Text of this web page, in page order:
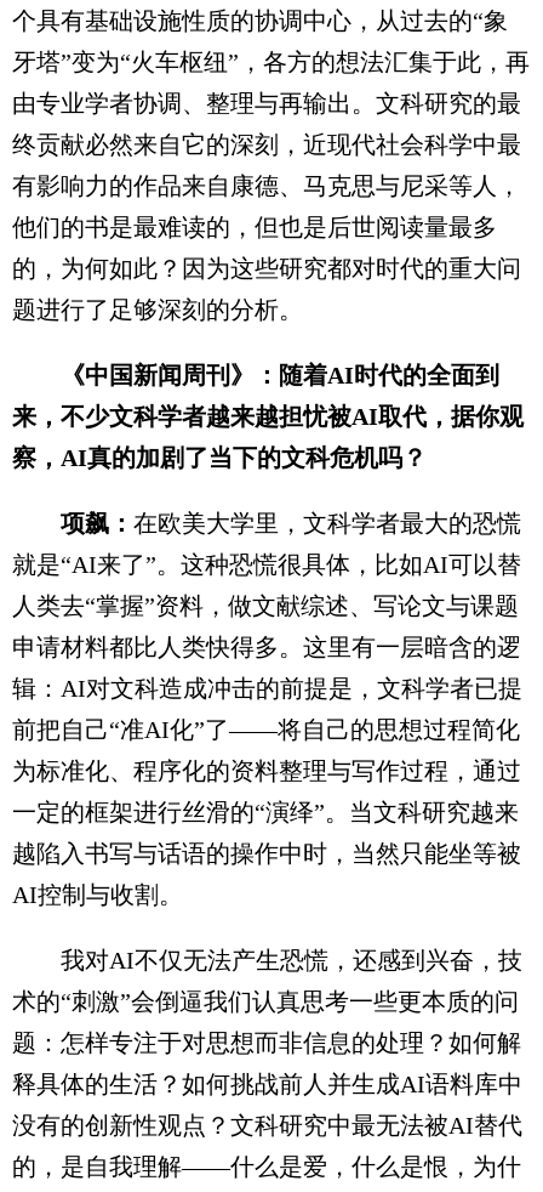
个具有基础设施性质的协调中心，从过去的“象
牙塔”变为“火车枢纽”，各方的想法汇集于此，再
由专业学者协调、整理与再输出。文科研究的最
终贡献必然来自它的深刻，近现代社会科学中最
有影响力的作品来自康德、马克思与尼采等人，
他们的书是最难读的，但也是后世阅读量最多
的，为何如此？因为这些研究都对时代的重大问
题进行了足够深刻的分析。
《中国新闻周刊》：随着AI时代的全面到
来，不少文科学者越来越担忧被AI取代，据你观
察，AI真的加剧了当下的文科危机吗？
项飙： 在欧美大学里，文科学者最大的恐慌
就是“AI来了”。这种恐慌很具体，比如AI可以替
人类去“掌握”资料，做文献综述、写论文与课题
申请材料都比人类快得多。这里有一层暗含的逻
辑：AI对文科造成冲击的前提是，文科学者已提
前把自己“准AI化”了——将自己的思想过程简化
为标准化、程序化的资料整理与写作过程，通过
一定的框架进行丝滑的“演绎”。当文科研究越来
越陷入书写与话语的操作中时，当然只能坐等被
AI控制与收割。
我对AI不仅无法产生恐慌，还感到兴奋，技
术的“刺激”会倒逼我们认真思考一些更本质的问
题：怎样专注于对思想而非信息的处理？如何解
释具体的生活？如何挑战前人并生成AI语料库中
没有的创新性观点？文科研究中最无法被AI替代
的，是自我理解——什么是爱，什么是恨，为什